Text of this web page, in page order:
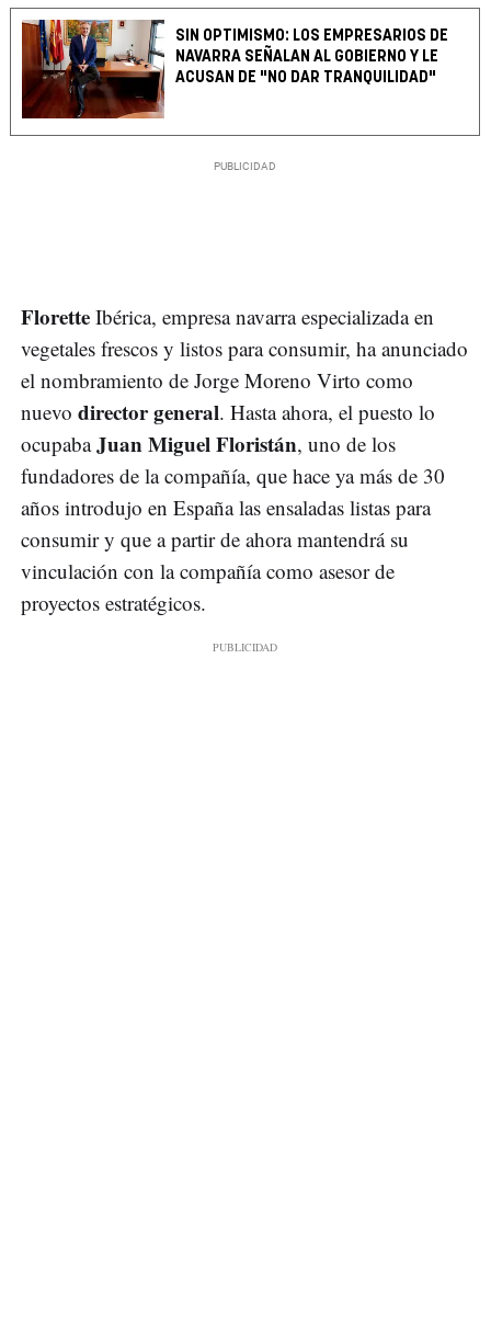
SIN OPTIMISMO: LOS EMPRESARIOS DE
NAVARRA SEÑALAN AL GOBIERNO Y LE
ACUSAN DE "NO DAR TRANQUILIDAD"
Florette Ibérica, empresa navarra especializada en
vegetales frescos y listos para consumir, ha anunciado
el nombramiento de Jorge Moreno Virto como
nuevo director general. Hasta ahora, el puesto lo
ocupabaJuan Miguel Floristán, uno de los
fundadores de la compañía, que hace ya más de 30
años introdujo en España las ensaladas listas para
consumir y que a partir de ahora mantendrá su
vinculación con la compañía como asesor de
proyectos estratégicos.